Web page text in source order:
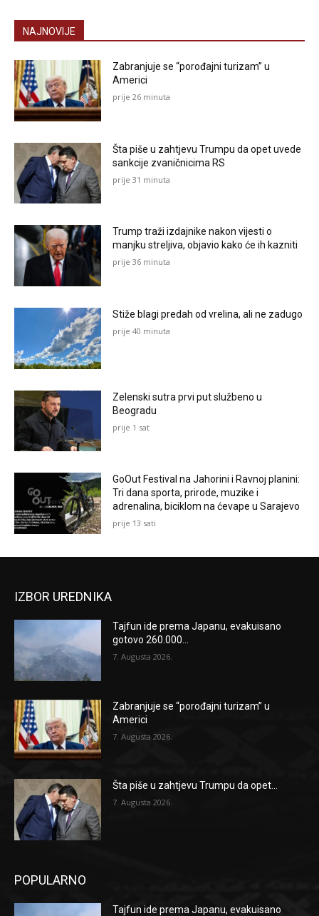
NAJNOVIJE
Zabranjuje se “porođajni turizam” u
Americi
prije 26 minuta
Šta piše u zahtjevu Trumpu da opet uvede
sankcije zvaničnicima RS
prije 31 minuta
Trump traži izdajnike nakon vijesti o
manjku streljiva, objavio kako će ih kazniti
prije 36 minuta
Stiže blagi predah od vrelina, ali ne zadugo
prije 40 minuta
Zelenski sutra prvi put službeno u
Beogradu
prije 1 sat
GoOut Festival na Jahorini i Ravnoj planini:
Tri dana sporta, prirode, muzike i
adrenalina, biciklom na ćevape u Sarajevo
prije 13 sati
IZBOR UREDNIKA
Tajfun ide prema Japanu, evakuisano
gotovo 260.000...
7. Augusta 2026.
Zabranjuje se “porođajni turizam” u
Americi
7. Augusta 2026.
Šta piše u zahtjevu Trumpu da opet...
7. Augusta 2026.
POPULARNO
Tajfun ide prema Japanu, evakuisano